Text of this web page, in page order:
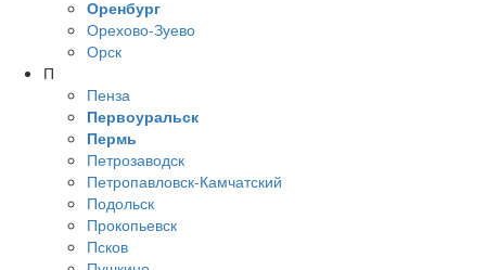
Оренбург
Орехово-Зуево
Орск
П
Пенза
Первоуральск
Пермь
Петрозаводск
Петропавловск-Камчатский
Подольск
Прокопьевск
Псков